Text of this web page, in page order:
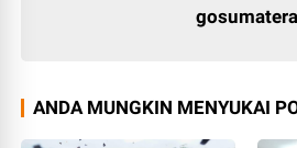
gosumatera
ANDA MUNGKIN MENYUKAI